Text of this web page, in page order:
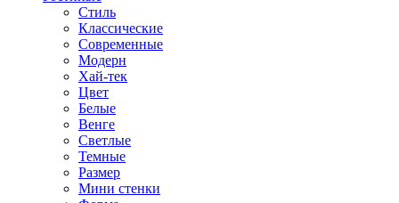
Стиль
Классические
Современные
Модерн
Хай-тек
Цвет
Белые
Венге
Светлые
Темные
Размер
Мини стенки